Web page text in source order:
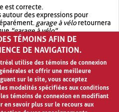
est correcte.
des expressions pour
garage à véloretournera
"garage à vélo".
avec OR.garage OR vélo
résultat quegarage à vélo
TÉMOINS AFIN DE
DE NAVIGATION.
utilise des témoins de connexion
et offrir une meilleure
sur le site, vous acceptez
modalités spécifiées aux conditions
témoins de connexion en modifiant
en savoir plus sur le recours aux